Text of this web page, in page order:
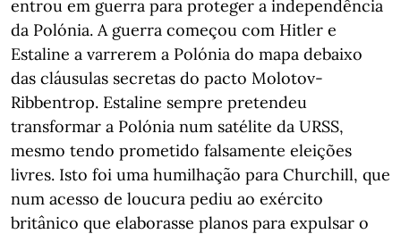
entrou em guerra para proteger a independência
da Polónia. A guerra começou com Hitler e
Estaline a varrerem a Polónia do mapa debaixo
das cláusulas secretas do pacto Molotov-
Ribbentrop. Estaline sempre pretendeu
transformar a Polónia num satélite da URSS,
mesmo tendo prometido falsamente eleições
livres. Isto foi uma humilhação para Churchill, que
num acesso de loucura pediu ao exército
britânico que elaborasse planos para expulsar o